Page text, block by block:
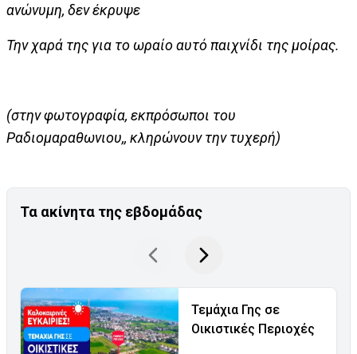
ανώνυμη, δεν έκρυψε
Την χαρά της για το ωραίο αυτό παιχνίδι της μοίρας.
(στην φωτογραφία, εκπρόσωποι του
Ραδιομαραθωνιου,, κληρώνουν την τυχερή)
Τα ακίνητα της εβδομάδας
Τεμάχια Γης σε
Οικιστικές Περιοχές